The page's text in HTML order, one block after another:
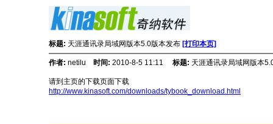
标题: 天涯通讯录局域网版本5.0版本发布 [打印本页]
作者: netilu 时间: 2010-8-5 11:11 标题: 天涯通讯录局域网版本
请到主页的下载页面下载
http://www.kinasoft.com/downloads/tybook_download.html